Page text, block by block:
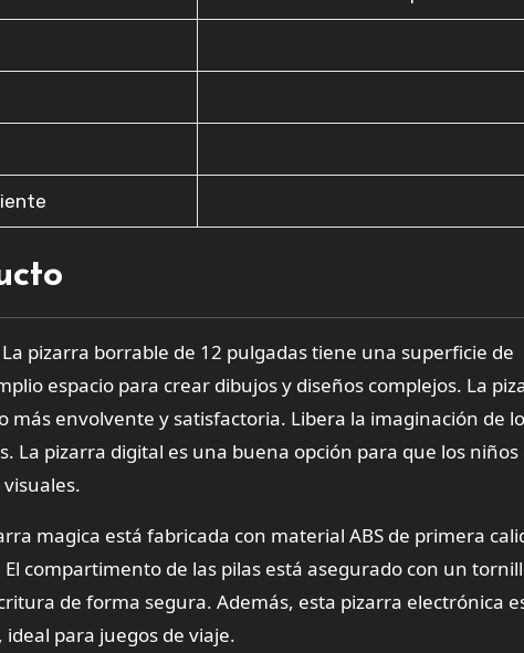
La pizarra borrable de 12 pulgadas tiene una superficie de
espacio para crear dibujos y diseños complejos. La
envolvente y satisfactoria. Libera la imaginación de
La pizarra digital es una buena opción para que los niños
magica está fabricada con material ABS de primera
compartimento de las pilas está asegurado con un
de forma segura. Además, esta pizarra electrónica
para juegos de viaje.